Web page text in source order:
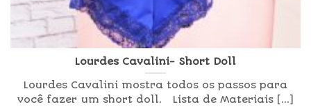
Lourdes Cavalini- Short Doll
Lourdes Cavalini mostra todos os passos para
você fazer um short doll. Lista de Materiais [...]